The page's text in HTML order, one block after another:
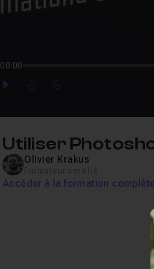
00:00
ForwardForward
Utiliser
Olivier Krakus
Accéder à la formation